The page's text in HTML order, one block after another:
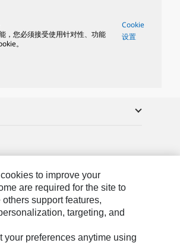
，您必须接受使用针对性、功能
。
Cookie
设置
to improve your
are required for the site to
support features,
targeting, and
your preferences anytime using